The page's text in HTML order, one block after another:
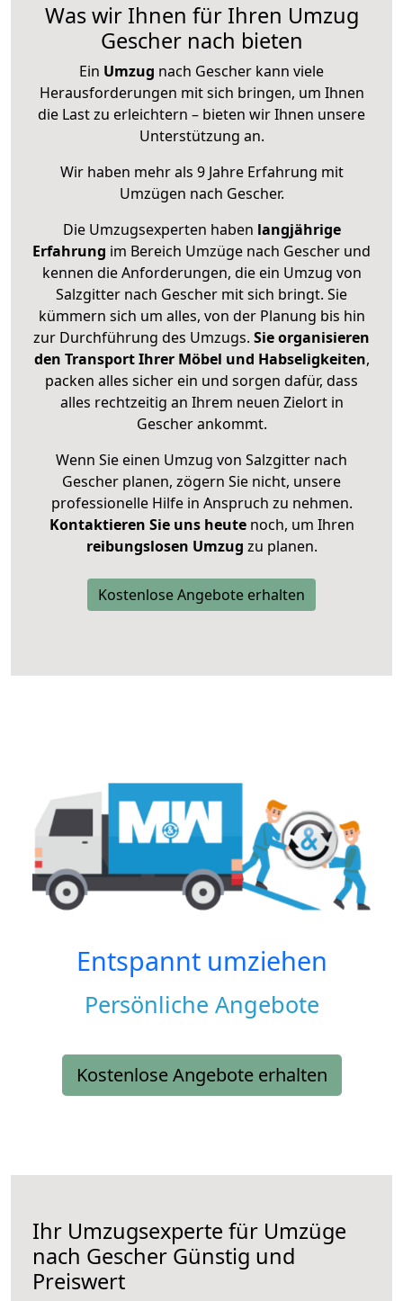
Was wir Ihnen für Ihren Umzug
Gescher nach bieten
Ein Umzug nach Gescher kann viele
Herausforderungen mit sich bringen, um Ihnen
die Last zu erleichtern – bieten wir Ihnen unsere
Unterstützung an.
Wir haben mehr als 9 Jahre Erfahrung mit
Umzügen nach Gescher.
Die Umzugsexperten haben langjährige
Erfahrung im Bereich Umzüge nach Gescher und
kennen die Anforderungen, die ein Umzug von
Salzgitter nach Gescher mit sich bringt. Sie
kümmern sich um alles, von der Planung bis hin
zur Durchführung des Umzugs. Sie organisieren
den Transport Ihrer Möbel und Habseligkeiten,
packen alles sicher ein und sorgen dafür, dass
alles rechtzeitig an Ihrem neuen Zielort in
Gescher ankommt.
Wenn Sie einen Umzug von Salzgitter nach
Gescher planen, zögern Sie nicht, unsere
professionelle Hilfe in Anspruch zu nehmen.
Kontaktieren Sie uns heutenoch, um Ihren
reibungslosen Umzug zu planen.
Kostenlose Angebote erhalten
Entspannt umziehen
Persönliche Angebote
Kostenlose Angebote erhalten
Ihr Umzugsexperte für Umzüge
nach Gescher Günstig und
Preiswert